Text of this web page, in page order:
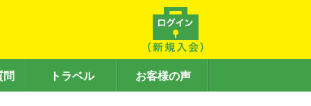
問 トラベル お客様の声